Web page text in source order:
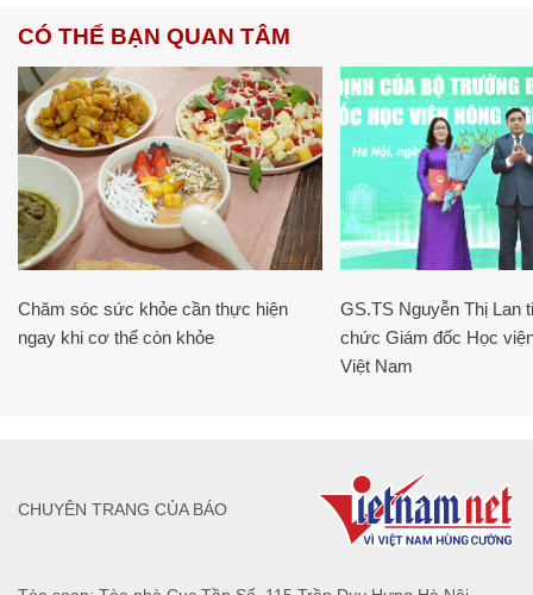
CÓ THỂ BẠN QUAN TÂM
Chăm sóc sức khỏe cần thực hiện
ngay khi cơ thể còn khỏe
GS.TS Nguyễn Thị Lan
chức Giám đốc Học
Việt Nam
CHUYÊN TRANG CỦA BÁO